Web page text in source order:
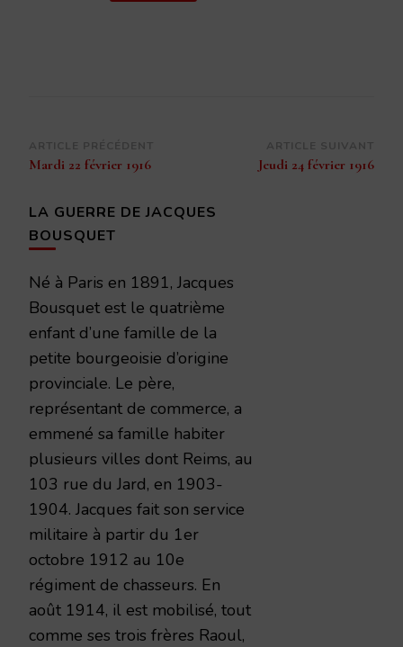
Navigation
d’article
Mardi 22 février 1916 Jeudi 24 février 1916
LA GUERRE DE JACQUES
BOUSQUET
Né à Paris en 1891, Jacques
Bousquet est le quatrième
enfant d’une famille de la
petite bourgeoisie d’origine
provinciale. Le père,
représentant de commerce, a
emmené sa famille habiter
plusieurs villes dont Reims, au
103 rue du Jard, en 1903-
1904. Jacques fait son service
militaire à partir du 1er
octobre 1912 au 10e
régiment de chasseurs. En
août 1914, il est mobilisé, tout
comme ses trois frères Raoul,